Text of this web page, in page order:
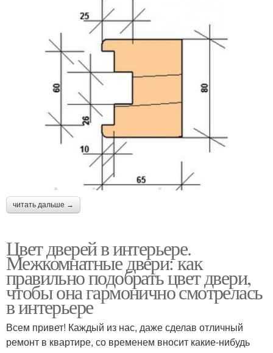
читать дальше →
Цвет дверей в интерьере.
Межкомнатные двери: как
правильно подобрать цвет двери,
чтобы она гармонично смотрелась
в интерьере
Всем привет! Каждый из нас, даже сделав отличный
ремонт в квартире, со временем вносит какие-нибудь